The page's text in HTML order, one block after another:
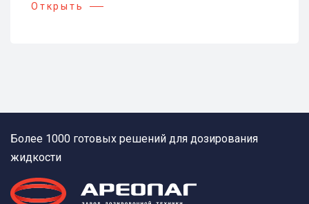
Открыть
Более 1000 готовых решений для дозирования
жидкости